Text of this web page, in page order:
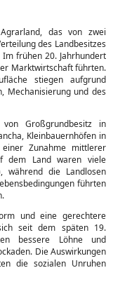
das von zwei
des Landbesitzes
frühen 20. Jahrhundert
Marktwirtschaft führten.
stiegen aufgrund
Mechanisierung und des
Großgrundbesitz in
Kleinbauernhöfen in
Zunahme mittlerer
dem Land waren viele
während die Landlosen
führten
und eine gerechtere
seit dem späten 19.
bessere Löhne und
Die Auswirkungen
die sozialen Unruhen